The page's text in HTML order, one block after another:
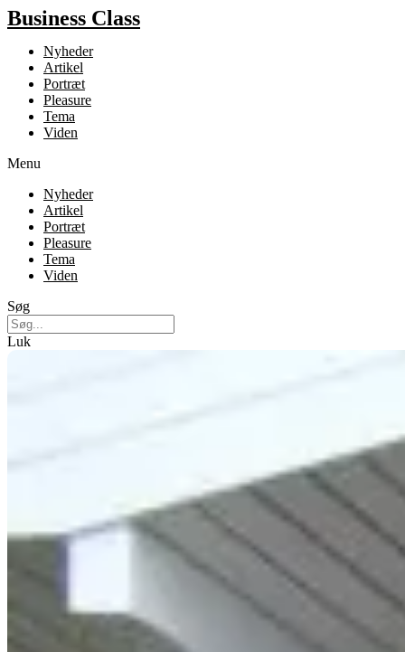
Business Class
Nyheder
Artikel
Portræt
Pleasure
Tema
Viden
Menu
Nyheder
Artikel
Portræt
Pleasure
Tema
Viden
Søg
Luk